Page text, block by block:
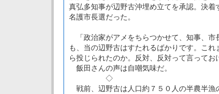
真弘多知事が辺野古沖埋め立てを承認。決着
名護市長選だった。
「政治家がアメをちらつかせて、知事、市
も、当の辺野古はすたれるばかりです。こ
ら投じられたのか。反対、反対って言ってお
飯田さんの声は自嘲気味だ。
◇
戦前、辺野古は人口約７５０人の半農半漁